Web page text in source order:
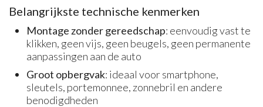
Belangrijkste technische kenmerken
Montage zonder gereedschap: eenvoudig vast te
klikken, geen vijs, geen beugels, geen permanente
aanpassingen aan de auto
Groot opbergvak: ideaal voor smartphone,
sleutels, portemonnee, zonnebril en andere
benodigdheden